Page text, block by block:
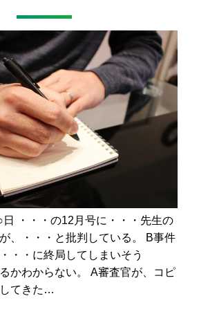
日 ・・・の12月号に・・・先生の
、・・・と批判している。 B事件
・・に終局してしまいそう
かわからない。 A審査官が、コピ
てきた…